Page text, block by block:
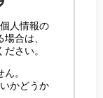
人情報の
合は、
さい。
。
かどうか